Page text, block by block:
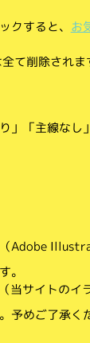
クすると、 お
て削除されま
」「主線な
Adobe
。
サイトのイ
予めご了承く